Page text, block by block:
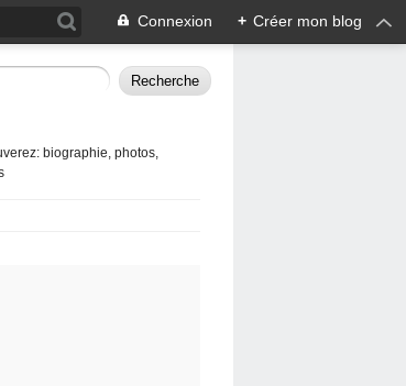
Connexion + Créer mon blog
biographie, photos,